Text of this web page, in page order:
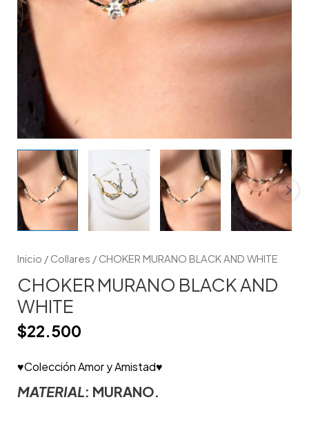
Inicio / Collares / CHOKER MURANO BLACK AND WHITE
CHOKER MURANO BLACK AND
WHITE
$22.500
♥Colección Amor y Amistad♥
MATERIAL: MURANO.